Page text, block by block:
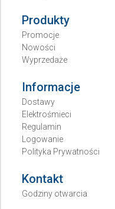
Produkty
Promocje
Nowości
Wyprzedaże
Informacje
Dostawy
Elektrośmieci
Regulamin
Logowanie
Polityka Prywatności
Kontakt
Godziny otwarcia